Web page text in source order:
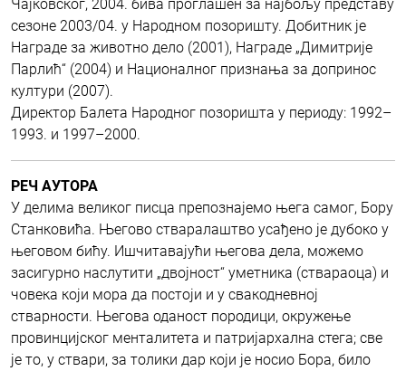
Чајковског, 2004. бива проглашен за најбољу представу
сезоне 2003/04. у Народном позоришту. Добитник је
Награде за животно дело (2001), Награде „Димитрије
Парлић“ (2004) и Националног признања за допринос
култури (2007).
Директор Балета Народног позоришта у периоду: 1992–
1993. и 1997–2000.
РЕЧ АУТОРА
У делима великог писца препознајемо њега самог, Бору
Станковића. Његово стваралаштво усађено је дубоко у
његовом бићу. Ишчитавајући његова дела, можемо
засигурно наслутити „двојност“ уметника (ствараоца) и
човека који мора да постоји и у свакодневној
стварности. Његова оданост породици, окружење
провинцијског менталитета и патријархална стега; све
је то, у ствари, за толики дар који је носио Бора, било